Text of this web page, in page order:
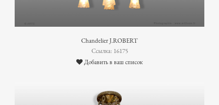
Chandelier J.ROBERT
Ссылка: 16175
Добавить в ваш список